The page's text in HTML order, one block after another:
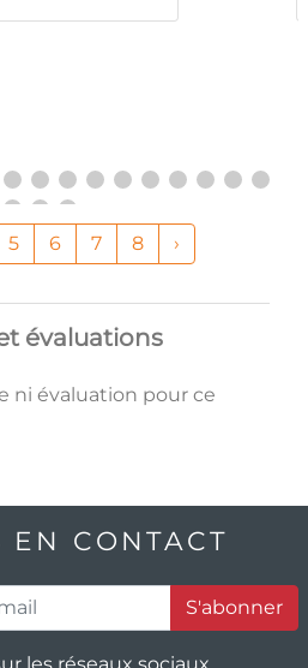
5 6 7 8 ›
évaluations
ni évaluation pour ce
EN CONTACT
S'abonner